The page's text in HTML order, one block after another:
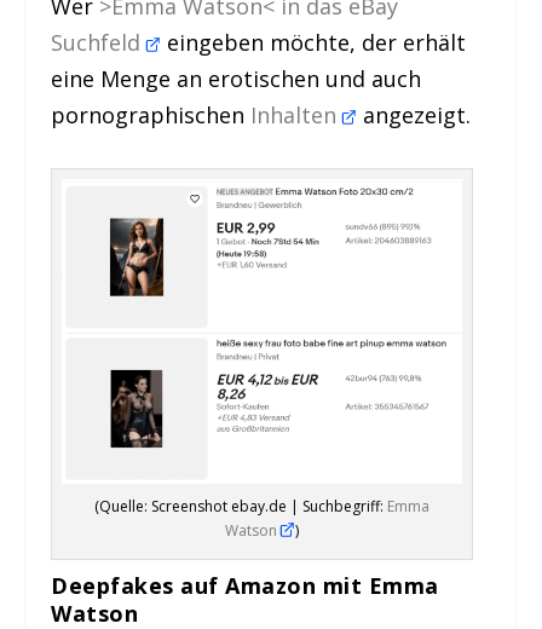
Wer >Emma Watson< in das eBay
Suchfeld
eingeben möchte, der erhält
eine Menge an erotischen und auch
pornographischen Inhalten angezeigt.
(Quelle: Screenshot ebay.de | Suchbegriff: Emma
Watson
)
Deepfakes auf Amazon mit Emma
Watson